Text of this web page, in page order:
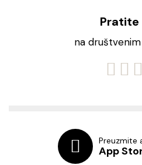
Pratite
na
Preuzmite
App